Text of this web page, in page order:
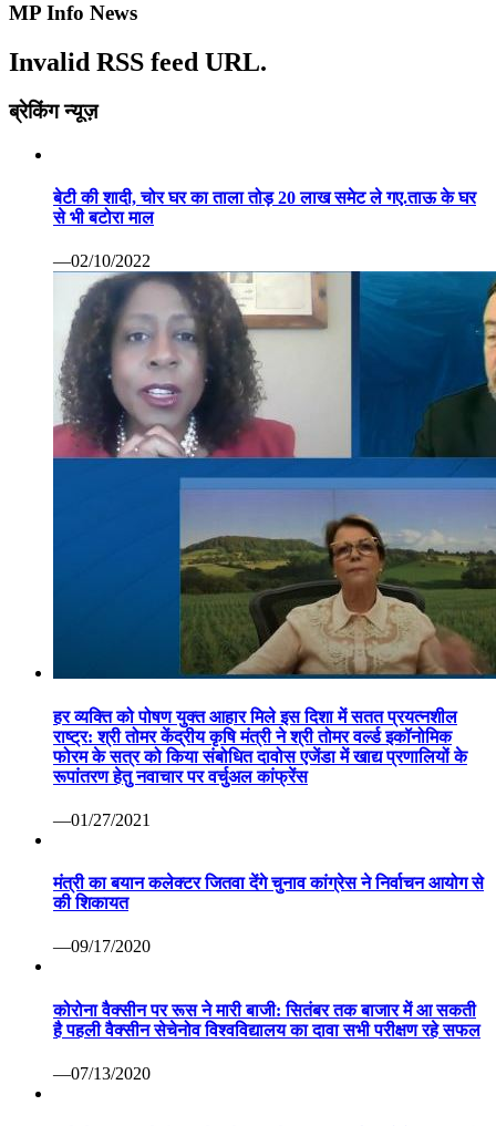
MP Info News
Invalid RSS feed URL.
ब्रेकिंग न्यूज़
बेटी की शादी, चोर घर का ताला तोड़ 20 लाख समेट ले गए.ताऊ के घर
से भी बटोरा माल
—02/10/2022
हर व्यक्ति को पोषण युक्त आहार मिले इस दिशा में सतत प्रयत्नशील
राष्ट्र: श्री तोमर केंद्रीय कृषि मंत्री ने श्री तोमर वर्ल्ड इकॉनोमिक
फोरम के सत्र को किया संबोधित दावोस एजेंडा में खाद्य प्रणालियों के
रूपांतरण हेतु नवाचार पर वर्चुअल कांफ्रेंस
—01/27/2021
मंत्री का बयान कलेक्टर जितवा देंगे चुनाव कांग्रेस ने निर्वाचन आयोग से
की शिकायत
—09/17/2020
कोरोना वैक्सीन पर रूस ने मारी बाजी: सितंबर तक बाजार में आ सकती
है पहली वैक्सीन सेचेनोव विश्वविद्यालय का दावा सभी परीक्षण रहे सफल
—07/13/2020